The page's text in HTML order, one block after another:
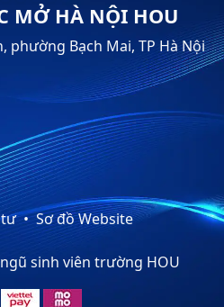
MỞ HÀ NỘI HOU
phường Bạch Mai, TP Hà Nội
Sơ đồ Website
sinh viên trường HOU